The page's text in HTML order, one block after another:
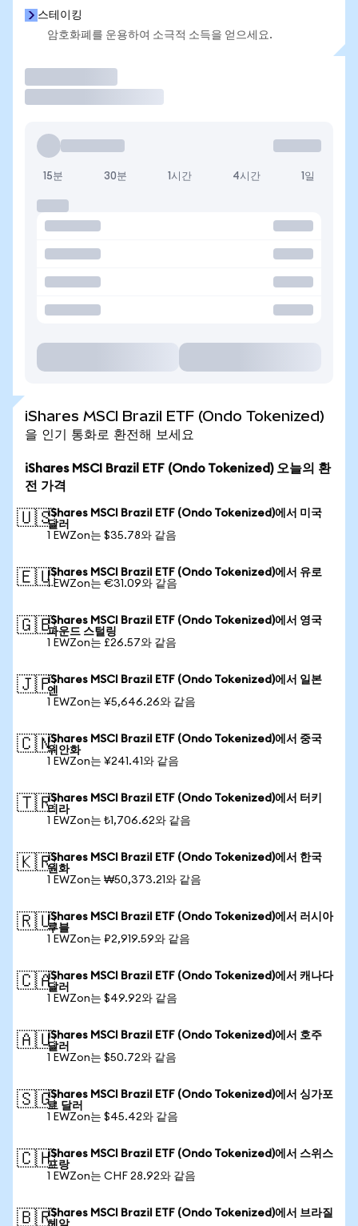
스테이킹
암호화폐를 운용하여 소극적 소득을 얻으세요.
15분 30분 1시간 4시간 1일
iShares MSCI Brazil ETF (Ondo Tokenized)
을 인기 통화로 환전해 보세요
iShares MSCI Brazil ETF (Ondo Tokenized) 오늘의 환
전 가격
🇺🇸iShares MSCI Brazil ETF (Ondo Tokenized)에서 미국
달러
1 EWZon는 $35.78와 같음
🇪🇺iShares MSCI Brazil ETF (Ondo Tokenized)에서 유로
1 EWZon는 €31.09와 같음
🇬🇧iShares MSCI Brazil ETF (Ondo Tokenized)에서 영국
파운드 스털링
1 EWZon는 £26.57와 같음
🇯🇵iShares MSCI Brazil ETF (Ondo Tokenized)에서 일본
엔
1 EWZon는 ¥5,646.26와 같음
🇨🇳iShares MSCI Brazil ETF (Ondo Tokenized)에서 중국
위안화
1 EWZon는 ¥241.41와 같음
🇹🇷iShares MSCI Brazil ETF (Ondo Tokenized)에서 터키
리라
1 EWZon는 ₺1,706.62와 같음
🇰🇷iShares MSCI Brazil ETF (Ondo Tokenized)에서 한국
원화
1 EWZon는 ₩50,373.21와 같음
🇷🇺iShares MSCI Brazil ETF (Ondo Tokenized)에서 러시아
루블
1 EWZon는 ₽2,919.59와 같음
🇨🇦iShares MSCI Brazil ETF (Ondo Tokenized)에서 캐나다
달러
1 EWZon는 $49.92와 같음
🇦🇺iShares MSCI Brazil ETF (Ondo Tokenized)에서 호주
달러
1 EWZon는 $50.72와 같음
🇸🇬iShares MSCI Brazil ETF (Ondo Tokenized)에서 싱가포
르 달러
1 EWZon는 $45.42와 같음
🇨🇭iShares MSCI Brazil ETF (Ondo Tokenized)에서 스위스
프랑
1 EWZon는 CHF 28.92와 같음
🇧🇷iShares MSCI Brazil ETF (Ondo Tokenized)에서 브라질